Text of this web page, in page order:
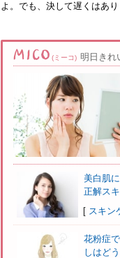
よ。でも、決して遅くはあ
(ミーコ) 明日きれ
美白肌
正解ス
[ スキン
花粉症
しはど